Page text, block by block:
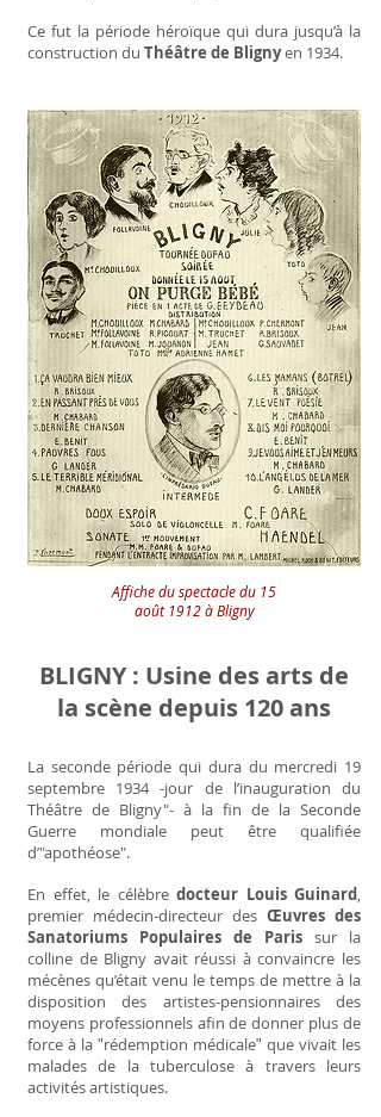
Ce fut la période héroïque qui dura jusqu’à la
construction du Théâtre de Blignyen 1934.
Affiche du spectacle du 15
août 1912 à Bligny
BLIGNY : Usine des arts de
la scène depuis 120 ans
La seconde période qui dura du mercredi 19
septembre 1934 -jour de l’inauguration du
Théâtre de Bligny"- à la fin de la Seconde
Guerre mondiale peut être qualifiée
d’"apothéose".
En effet, le célèbre docteur Louis Guinard,
premier médecin-directeur des Œuvres des
Sanatoriums Populaires de Paris sur la
colline de Bligny avait réussi à convaincre les
mécènes qu’était venu le temps de mettre à la
disposition des artistes-pensionnaires des
moyens professionnels afin de donner plus de
force à la ʺrédemption médicaleʺ que vivait les
malades de la tuberculose à travers leurs
activités artistiques.